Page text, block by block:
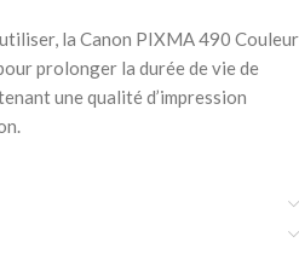
la Canon PIXMA 490 Couleur
prolonger la durée de vie de
une qualité d’impression